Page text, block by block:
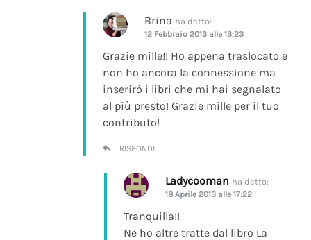
Brina ha detto:
12 Febbraio 2013 alle 13:23
Grazie mille!! Ho appena traslocato e
non ho ancora la connessione ma
inserirò i libri che mi hai segnalato
al più presto! Grazie mille per il tuo
contributo!
RISPONDI
Ladycooman ha detto:
18 Aprile 2013 alle 17:22
Tranquilla!!
Ne ho altre tratte dal libro La